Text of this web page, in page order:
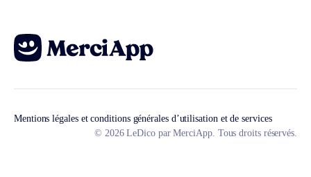
Mentions légales et conditions générales d’utilisation et de services
© 2026 LeDico par MerciApp. Tous droits réservés.